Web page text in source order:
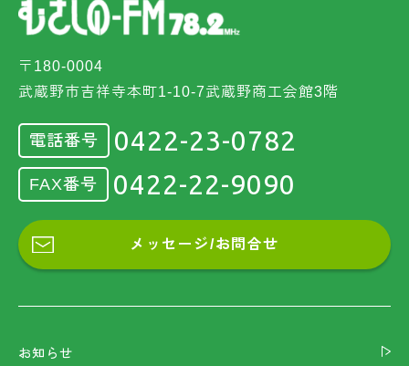
〒180-0004
武蔵野市吉祥寺本町1-10-7武蔵野商工会館3階
電話番号 0422-23-0782
FAX番号 0422-22-9090
メッセージ/お問合せ
お知らせ